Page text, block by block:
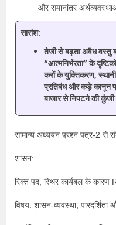
और समानांतर
सारांश:
तेजी से बढ़ता अवैध वस्तु
“आत्मनिर्भरता” के
करों के युक्तिकरण,
प्रतिबंध और कड़े कानून
बाजार से निपटने की कुंजी
सामान्य अध्ययन प्रश्न पत्र-2 से
शासन:
रिक्त पद, स्थिर कार्यबल के कारण
विषय: शासन-व्यवस्था, पारदर्शिता